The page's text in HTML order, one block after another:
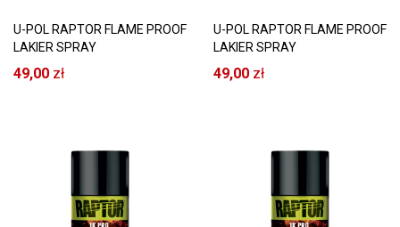
U-POL RAPTOR FLAME PROOF
LAKIER SPRAY
OGNIOODPORNY 1000°C
BEZBARWNA SATYNA
49,00 zł
U-POL RAPTOR FLAME PROOF
LAKIER SPRAY
OGNIOODPORNY 1000°C
CZERWONY MAT
49,00 zł